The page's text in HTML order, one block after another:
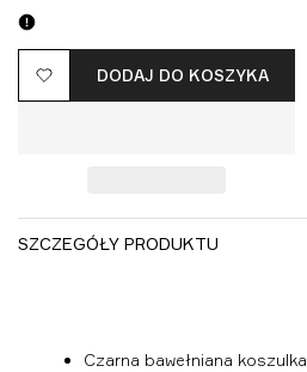
DODAJ DO KOSZYKA
Dodaj
życzeń
SZCZEGÓŁY PRODUKTU
Czarna bawełniana koszulka